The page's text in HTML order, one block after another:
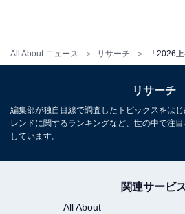
All About ニュース リサーチ
リサーチ
編集部が独自目線で調査したトピックスをは
レンドに関するランキングなど、世の中で注
しています。
関連サービ
All About